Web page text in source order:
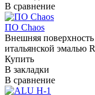
В сравнение
ПО Chaos
Внешняя
итальянской эмалью
Купить
В закладки
В сравнение